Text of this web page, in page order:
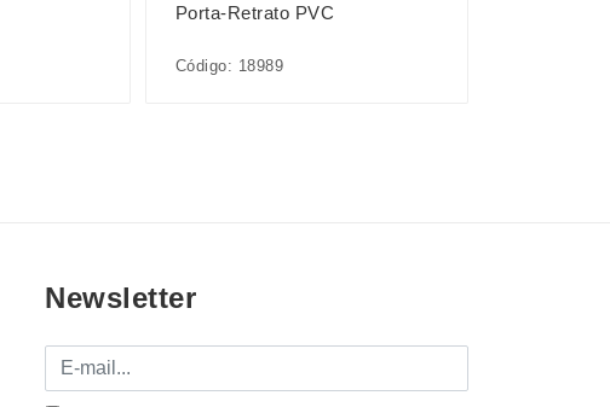
Porta-Retrato PVC
Código: 18989
Newsletter
E-mail